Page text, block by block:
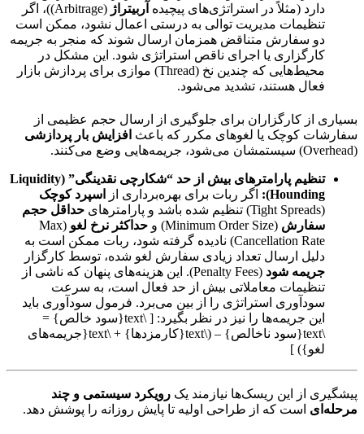
دارد (مثلاً در استراتژی‌های پیچیده آربیتراژ
(Arbitrage))، اگر
تنظیمات مدیریت توالی به درستی اعمال نشود، ممکن است
دو سفارش متناقض همزمان ارسال شوند که منجر به جریمه
کارگزاری یا اجرای ناقص استراتژی شود. این مشکل در
محیط‌هایی که چندین نخ (Thread) موازی برای پردازش بازار
فعال هستند، تشدید می‌شود.
بسیاری از کارگزاران برای جلوگیری از ارسال حجم عظیمی از
سفارشات کوچک یا لغوهای مکرر که باعث افزایش بار پردازشی
(Overhead) سیستمشان می‌شود، جریمه‌هایی وضع می‌کنند.
تنظیم پارامترهای بیش از حد “شکارچی نقدینگی” (Liquidity
Hounding):
اگر ربات برای بهره‌برداری از
اسپرد کوچک
(Tight Spreads) تنظیم شده باشد و پارامترهای
حداقل حجم
سفارش (Minimum Order Size) و حداکثر نرخ لغو (Max
Cancellation Rate) نادیده گرفته شود، ربات ممکن است به
دلیل ارسال تعداد زیادی سفارش لغو شده، توسط کارگزار
جریمه شود
(Penalty Fees). این هزینه‌های پنهان که ناشی از
تنظیمات معاملاتی بیش از حد فعال است، به سرعت
سودآوری استراتژی را از بین می‌برد. فرمول سودآوری باید
این جریمه‌ها را نیز در نظر بگیرد: [ \text{سود خالص} =
\text{سود ناخالص} – (\text{کارمزد‌ها} + \text{جریمه‌های
لغو}) ]
پیشگیری از این ریسک‌ها نیازمند یک رویکرد سیستمی و چند
مرحله‌ای است که از طراحی اولیه تا پایش روزانه را پوشش دهد.